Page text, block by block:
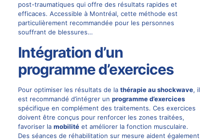
post-traumatiques qui offre des résultats rapides et
efficaces. Accessible à Montréal, cette méthode est
particulièrement recommandée pour les personnes
souffrant de blessures…
Intégration d’un
programme d’exercices
Pour optimiser les résultats de la thérapie au shockwave, il
est recommandé d’intégrer un programme d’exercices
spécifique en complément des traitements. Ces exercices
doivent être conçus pour renforcer les zones traitées,
favoriser la mobilitéet améliorer la fonction musculaire.
Des séances de réhabilitation sur mesure aident également